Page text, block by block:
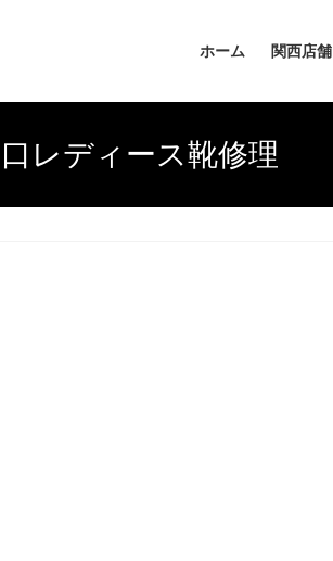
ホーム 関西店舗
レディース靴修理